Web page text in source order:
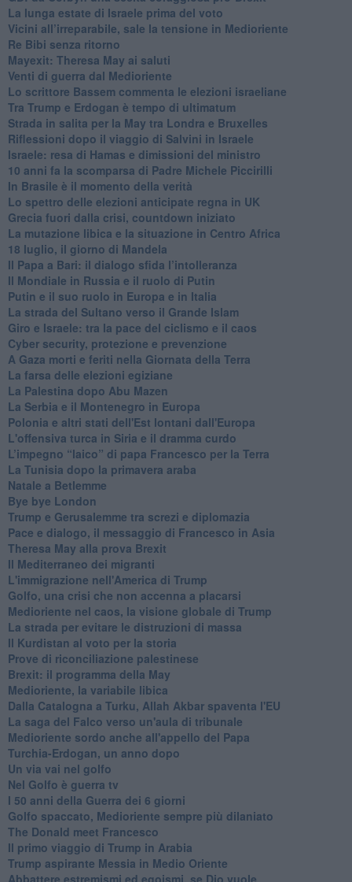
La lunga estate di Israele prima del voto
Vicini all’irreparabile, sale la tensione in Medioriente
Re Bibi senza ritorno
Mayexit: Theresa May ai saluti
Venti di guerra dal Medioriente
Lo scrittore Bassem commenta le elezioni israeliane
Tra Trump e Erdogan è tempo di ultimatum
Strada in salita per la May tra Londra e Bruxelles
Riflessioni dopo il viaggio di Salvini in Israele
Israele: resa di Hamas e dimissioni del ministro
10 anni fa la scomparsa di Padre Michele Piccirilli
In Brasile è il momento della verità
Lo spettro delle elezioni anticipate regna in UK
Grecia fuori dalla crisi, countdown iniziato
La mutazione libica e la situazione in Centro Africa
18 luglio, il giorno di Mandela
Il Papa a Bari: il dialogo sfida l’intolleranza
Il Mondiale in Russia e il ruolo di Putin
Putin e il suo ruolo in Europa e in Italia
La strada del Sultano verso il Grande Islam
Giro e Israele: tra la pace del ciclismo e il caos
Cyber security, protezione e prevenzione
A Gaza morti e feriti nella Giornata della Terra
La farsa delle elezioni egiziane
La Palestina dopo Abu Mazen
La Serbia e il Montenegro in Europa
Polonia e altri stati dell'Est lontani dall'Europa
L'offensiva turca in Siria e il dramma curdo
L’impegno “laico” di papa Francesco per la Terra
La Tunisia dopo la primavera araba
Natale a Betlemme
Bye bye London
Trump e Gerusalemme tra screzi e diplomazia
Pace e dialogo, il messaggio di Francesco in Asia
Theresa May alla prova Brexit
Il Mediterraneo dei migranti
L'immigrazione nell'America di Trump
Golfo, una crisi che non accenna a placarsi
Medioriente nel caos, la visione globale di Trump
La strada per evitare le distruzioni di massa
Il Kurdistan al voto per la storia
Prove di riconciliazione palestinese
Brexit: il programma della May
Medioriente, la variabile libica
Dalla Catalogna a Turku, Allah Akbar spaventa l'EU
La saga del Falco verso un'aula di tribunale
Medioriente sordo anche all'appello del Papa
Turchia-Erdogan, un anno dopo
Un via vai nel golfo
Nel Golfo è guerra tv
I 50 anni della Guerra dei 6 giorni
Golfo spaccato, Medioriente sempre più dilaniato
The Donald meet Francesco
Il primo viaggio di Trump in Arabia
Trump aspirante Messia in Medio Oriente
Abbattere estremismi ed egoismi, se Dio vuole